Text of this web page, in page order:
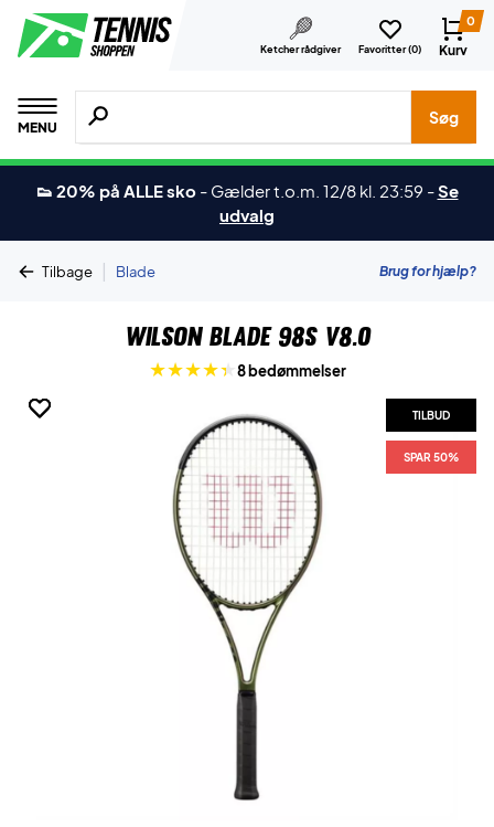
Ketcher rådgiver Favoritter (0)
0
Kurv
MENU
Søg efter produkter, mærker etc.
Søg
👟 20% på ALLE sko - Gælder t.o.m. 12/8 kl. 23:59 -Se
udvalg
Tilbage | Blade Brug for hjælp?
Wilson Blade 98S V8.0
8 bedømmelser
TILBUD
SPAR 50%
TILBUD
SPAR 50%
TILBUD
SPAR 50%